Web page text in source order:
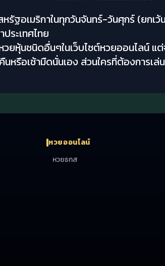
ฐอเมริกาในทุกวันจันทร์-วันศุกร์ (ยกเ
ระเทศไทย
หุ้นชนิดอื่นๆในเว็บไซต์หวยออนไลน์ แ
รือเช้ามืดนั่นเอง ส่วนใครที่ต้องการเล่
หวยออนไลน์
หวยธกส